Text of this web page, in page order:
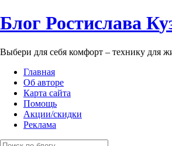
Блог Ростислава К
Выбери для себя комфорт – технику для
Главная
Об авторе
Карта сайта
Помощь
Акции/скидки
Реклама